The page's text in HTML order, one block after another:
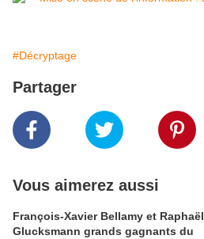
#Décryptage
Partager
Vous aimerez aussi
François-Xavier Bellamy et Raphaël
Glucksmann grands gagnants du